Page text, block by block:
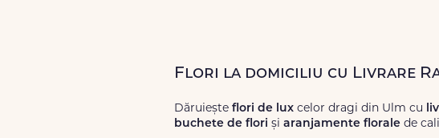
Flori la domiciliu cu Livrare
Dăruiește flori de lux celor dragi din Ulm cu
buchete de flori și aranjamente florale de